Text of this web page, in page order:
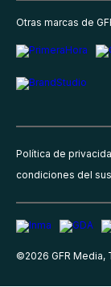
Otras marcas de
Política de
condiciones del
©2026 GFR